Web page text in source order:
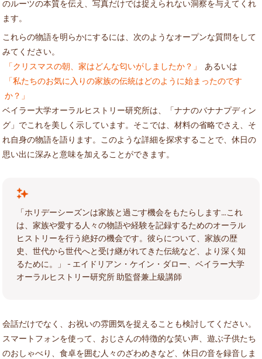
のルーツの本質を伝え、写真だけでは捉えられない洞察を与えてくれ
ます。
これらの物語を明らかにするには、次のようなオープンな質問をして
みてください。
「クリスマスの朝、家はどんな匂いがしましたか？」
あるいは
「私たちのお気に入りの家族の伝統はどのように始まったのです
か？」
ベイラー大学オーラルヒストリー研究所は、「ナナのバナナプディン
グ」でこれを美しく示しています。そこでは、材料の省略でさえ、そ
れ自身の物語を語ります。このような詳細を探求することで、休日の
思い出に深みと意味を加えることができます。
「ホリデーシーズンは家族と過ごす機会をもたらします…これ
は、家族や愛する人々の物語や経験を記録するためのオーラル
ヒストリーを行う絶好の機会です。彼らについて、家族の歴
史、世代から世代へと受け継がれてきた伝統など、より深く知
るために。」 - エイドリアン・ケイン・ダロー、ベイラー大学
オーラルヒストリー研究所 助監督兼上級講師
会話だけでなく、お祝いの雰囲気を捉えることも検討してください。
スマートフォンを使って、おじさんの特徴的な笑い声、遊ぶ子供たち
のおしゃべり、食卓を囲む人々のざわめきなど、休日の音を録音しま